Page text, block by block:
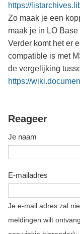
https://
Zo maak je een
maak je in LO
Verder komt het er
compatible is met
de vergelijking
https://
Reageer
Je naam
E-mailadres
Je e-mail adres zal
meldingen wilt